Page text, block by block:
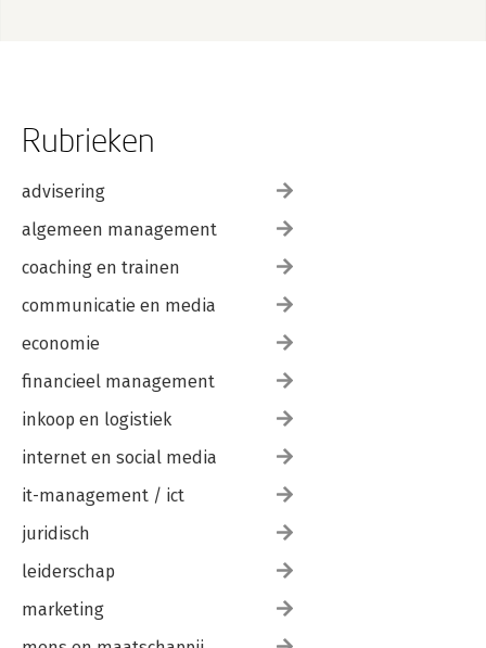
Rubrieken
advisering
algemeen management
coaching en trainen
communicatie en media
economie
financieel management
inkoop en logistiek
internet en social media
it-management / ict
juridisch
leiderschap
marketing